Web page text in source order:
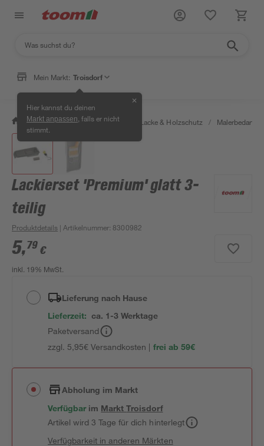
Mein Markt: Troisdorf
Hier kannst du deinen
Markt anpassen , falls er nicht
stimmt.
✕
/ Bauen & Renovieren / Farben, Lacke & Holzschutz / Malerbedarf
Lackierset 'Premium' glatt 3-
teilig
Produktdetails | Artikelnummer: 8300982
5,79 €
inkl. 19% MwSt.
Lieferung nach Hause
Lieferzeit: ca. 1-3 Werktage
Paketversand
zzgl. 5,95€ Versandkosten | frei ab 59€
Abholung im Markt
Verfügbar im MarktTroisdorf
Artikel wird 3 Tage für dich hinterlegt
Verfügbarkeit in anderen Märkten